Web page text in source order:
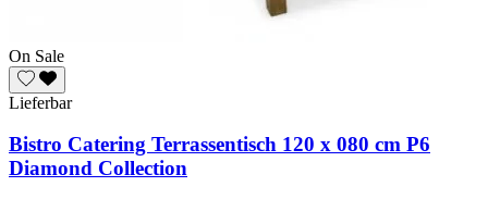
On Sale
Lieferbar
Bistro Catering Terrassentisch 120 x 080 cm P6
Diamond Collection